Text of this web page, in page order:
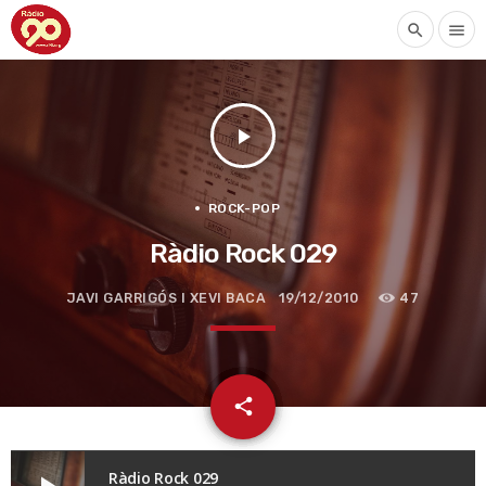
search menu
play_arrow
ROCK-POP
Ràdio Rock 029
JAVI GARRIGÓS I XEVI BACA 19/12/2010 47
share
email
Ràdio Rock 029